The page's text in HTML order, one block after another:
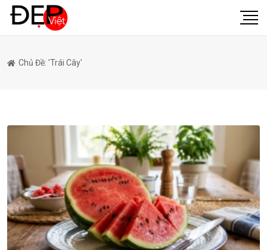
Chủ Đề: 'trái Cây'